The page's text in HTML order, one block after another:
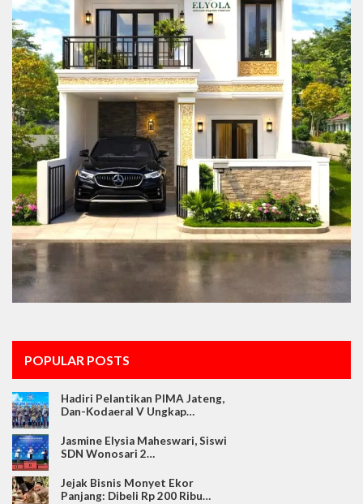
POPULAR POSTS
Hadiri Pelantikan PIMA Jateng,
Dan-Kodaeral V Ungkap…
Jasmine Elysia Maheswari, Siswi
SDN Wonosari 2…
Jejak Bisnis Monyet Ekor
Panjang: Dibeli Rp 200 Ribu…